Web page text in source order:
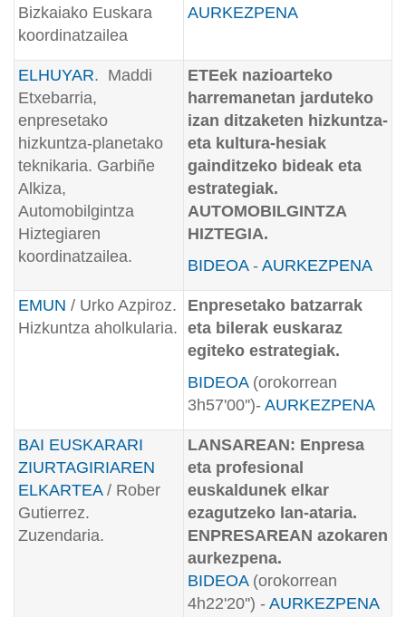
Bizkaiako Euskara
koordinatzailea
AURKEZPENA
ELHUYAR. Maddi
Etxebarria,
enpresetako
hizkuntza-planetako
teknikaria. Garbiñe
Alkiza,
Automobilgintza
Hiztegiaren
koordinatzailea.
ETEek nazioarteko
harremanetan jarduteko
izan ditzaketen hizkuntza-
eta kultura-hesiak
gainditzeko bideak eta
estrategiak.
AUTOMOBILGINTZA
HIZTEGIA.
BIDEOA - AURKEZPENA
EMUN / Urko Azpiroz.
Hizkuntza aholkularia.
Enpresetako batzarrak
eta bilerak euskaraz
egiteko estrategiak.
BIDEOA (orokorrean
3h57'00'')- AURKEZPENA
BAI EUSKARARI
ZIURTAGIRIAREN
ELKARTEA/ Rober
Gutierrez.
Zuzendaria.
LANSAREAN: Enpresa
eta profesional
euskaldunek elkar
ezagutzeko lan-ataria.
ENPRESAREAN azokaren
aurkezpena.
BIDEOA (orokorrean
4h22'20'') - AURKEZPENA